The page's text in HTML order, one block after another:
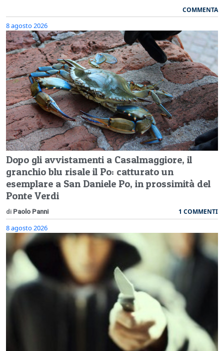
COMMENTA
8 agosto 2026
Dopo gli avvistamenti a Casalmaggiore, il
granchio blu risale il Po: catturato un
esemplare a San Daniele Po, in prossimità del
Ponte Verdi
di Paolo Panni 1 COMMENTI
8 agosto 2026